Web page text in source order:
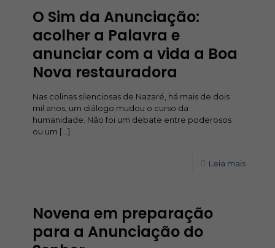
O Sim da Anunciação:
acolher a Palavra e
anunciar com a vida a Boa
Nova restauradora
Nas colinas silenciosas de Nazaré, há mais de dois
mil anos, um diálogo mudou o curso da
humanidade. Não foi um debate entre poderosos
ou um […]
Leia mais
Novena em preparação
para a Anunciação do